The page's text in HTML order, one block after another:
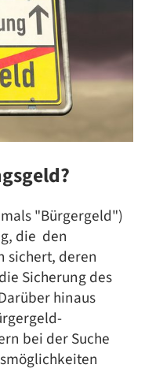
"Bürgergeld")
die den
sichert, deren
Sicherung des
hinaus
bei der Suche